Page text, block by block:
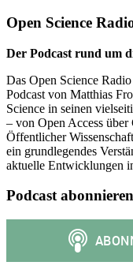
Open Science
Der Podcast rund um
Das Open Science
Podcast von Matthias
Science in seinen
– von Open Access
Öffentlicher
ein grundlegendes
aktuelle Entwicklungen
Podcast